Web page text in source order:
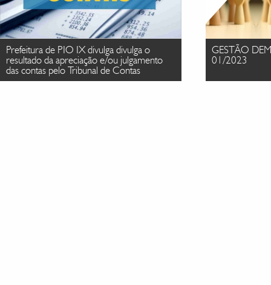
Prefeitura de PIO IX divulga divulga o
resultado da apreciação e/ou julgamento
das contas pelo Tribunal de Contas
GESTÃO
01/2023